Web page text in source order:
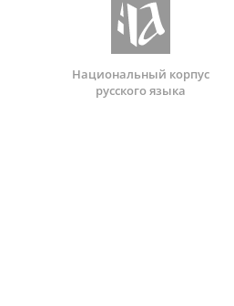
Национальный корпус
русского языка